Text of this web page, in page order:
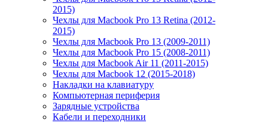
2015)
Чехлы для Macbook Pro 13 Retina (2012-
2015)
Чехлы для Macbook Pro 13 (2009-2011)
Чехлы для Macbook Pro 15 (2008-2011)
Чехлы для Macbook Air 11 (2011-2015)
Чехлы для Macbook 12 (2015-2018)
Накладки на клавиатуру
Компьютерная периферия
Зарядные устройства
Кабели и переходники